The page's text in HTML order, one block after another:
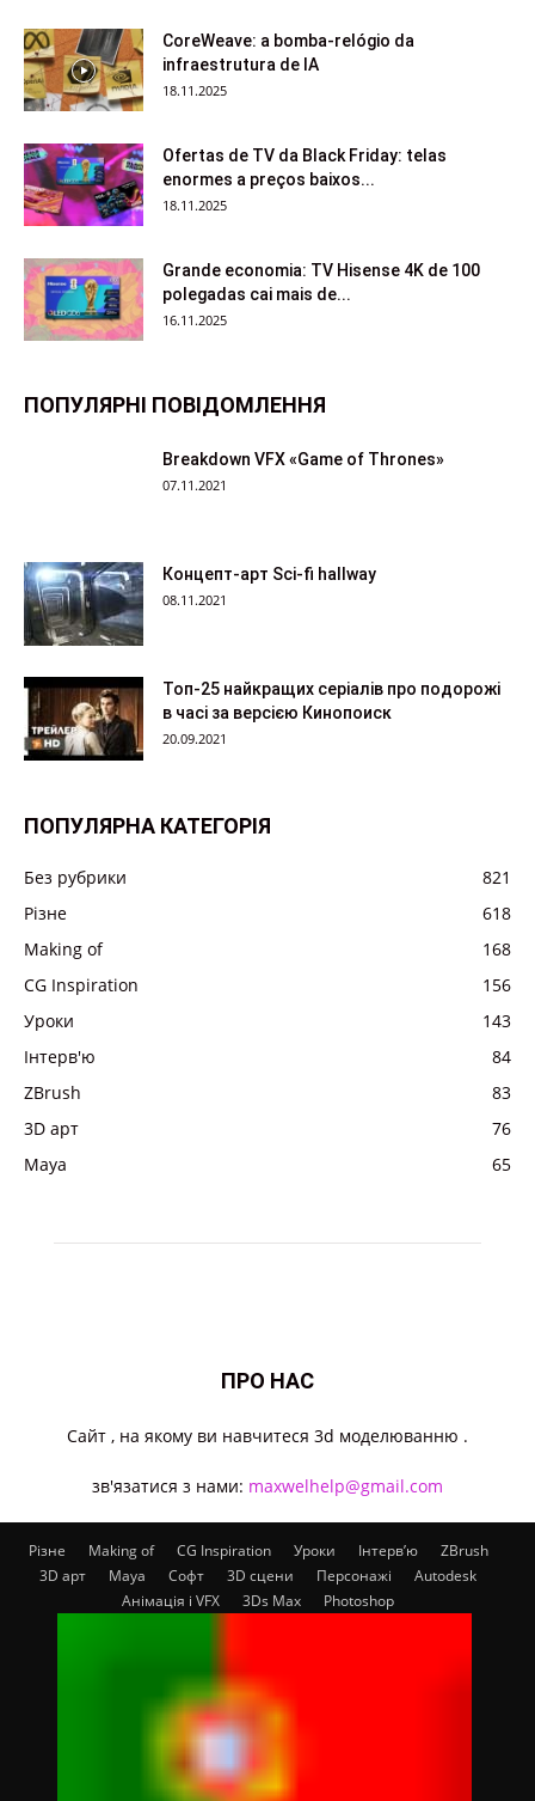
CoreWeave: a bomba-relógio da
infraestrutura de IA
18.11.2025
Ofertas de TV da Black Friday: telas
enormes a preços baixos...
18.11.2025
Grande economia: TV Hisense 4K de 100
polegadas cai mais de...
16.11.2025
ПОПУЛЯРНІ ПОВІДОМЛЕННЯ
Breakdown VFX «Game of Thrones»
07.11.2021
Концепт-арт Sci-fi hallway
08.11.2021
Топ-25 найкращих серіалів про подорожі
в часі за версією Кинопоиск
20.09.2021
ПОПУЛЯРНА КАТЕГОРІЯ
Без рубрики
821
Різне
618
Making of
168
CG Inspiration
156
Уроки
143
Інтерв'ю
84
ZBrush
83
3D арт
76
Maya
65
ПРО НАС
Cайт , на якому ви навчитеся 3d моделюванню .
зв'язатися з нами: maxwelhelp@gmail.com
Різне Making of CG Inspiration Уроки Інтерв’ю
ZBrush
3D арт
Maya Софт 3D сцени Персонажі
Autodesk
Анімація і VFX
3Ds Max Photoshop